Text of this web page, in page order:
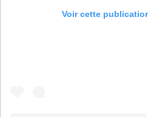
Voir cette